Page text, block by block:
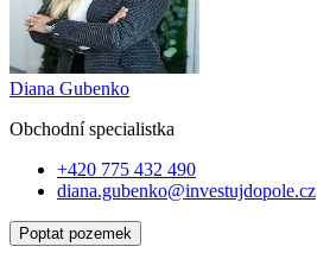
Diana Gubenko
Obchodní specialistka
+420 775 432 490
diana.gubenko@investujdopole.cz
Poptat pozemek